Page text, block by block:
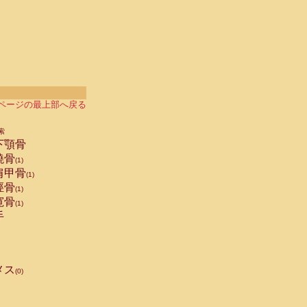
ージの最上部へ戻る
顎骨
骨(1)
甲骨(1)
骨(1)
骨(1)
ス(0)